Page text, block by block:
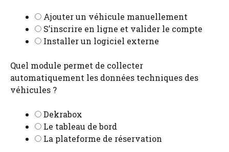
Ajouter un véhicule manuellement
S’inscrire en ligne et valider le compte
Installer un logiciel externe
Quel module permet de collecter
automatiquement les données techniques des
véhicules ?
Dekrabox
Le tableau de bord
La plateforme de réservation